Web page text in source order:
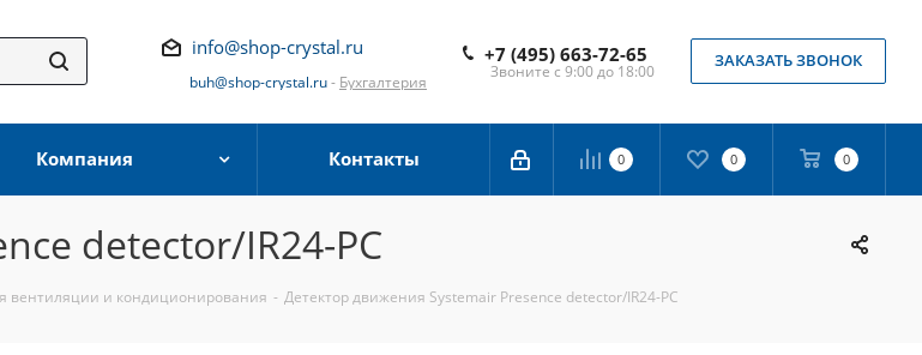
info@shop-crystal.ru
buh@shop-crystal.ru- Бухгалтерия
+7 (495) 663-72-65
Звоните с 9:00 до 18:00
ЗАКАЗАТЬ ЗВОНОК
0 0 0
Компания Контакты
detector/IR24-PC
вентиляции и кондиционирования - Детектор движения Systemair Presence detector/IR24-PC